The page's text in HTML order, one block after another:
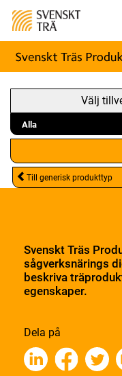
Välj
Till generisk produkttyp
Svenskt Träs
sågverksnärings
beskriva
egenskaper.
Dela på